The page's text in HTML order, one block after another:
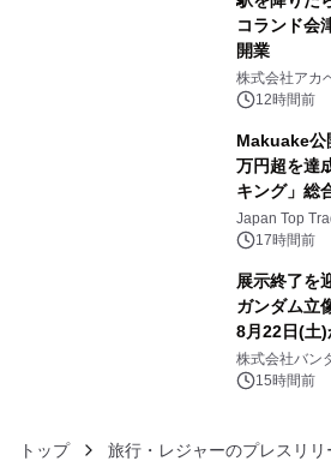
コランド会
開業
株式会社アカ
12時間前
Makuake公
万円超を達
キング」総
浴シンギン
ズ（XL・
Japan Top
17時間前
展示終了を
ガンダム立
8月22日(土
像『
BEYOND
株式会社バン
15時間前
トップ 旅行・レジャーのプレスリリ